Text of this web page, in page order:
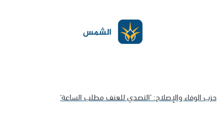
حزب الوفاء والإصلاح: ’التصدي للعنف مطلب الساعة‘